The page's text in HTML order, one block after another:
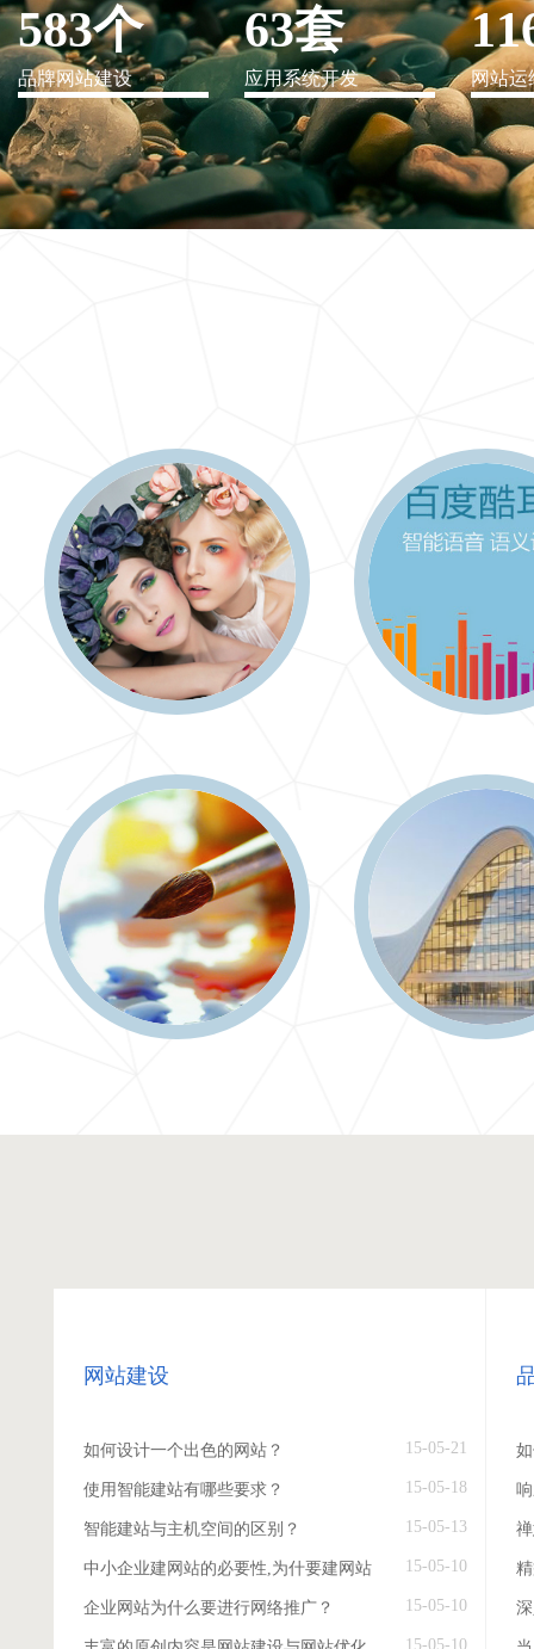
IT行业解决方案
信息爆炸时代，信息传递是否做到更新、更全、更
快
583个
品牌网站建设
63套
应用系统开发 网站运
网站建设
如何设计一个出色的网站？ 15-05-21
使用智能建站有哪些要求？ 15-05-18
智能建站与主机空间的区别？ 15-05-13
中小企业建网站的必要性,为什要建网站 15-05-10
企业网站为什么要进行网络推广？ 15-05-10
15-05-10